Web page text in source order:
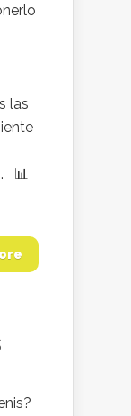
las
📊